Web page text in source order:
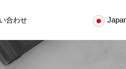
合わせ